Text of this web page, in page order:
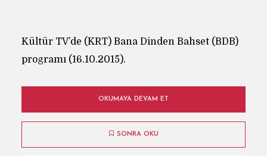
Kültür TV’de (KRT) Bana Dinden Bahset (BDB)
programı (16.10.2015).
OKUMAYA DEVAM ET
SONRA OKU